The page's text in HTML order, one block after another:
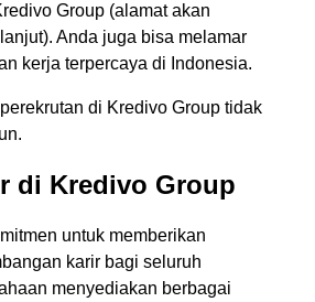
Group (alamat akan
Anda juga bisa melamar
kerja terpercaya di Indonesia.
di Kredivo Group tidak
di Kredivo Group
untuk memberikan
karir bagi seluruh
menyediakan berbagai